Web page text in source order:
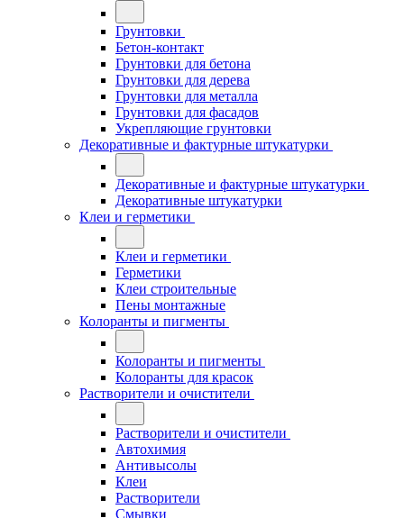
Грунтовки
Бетон-контакт
Грунтовки для бетона
Грунтовки для дерева
Грунтовки для металла
Грунтовки для фасадов
Укрепляющие грунтовки
Декоративные и фактурные штукатурки
Декоративные и фактурные штукатурки
Декоративные штукатурки
Клеи и герметики
Клеи и герметики
Герметики
Клеи строительные
Пены монтажные
Колоранты и пигменты
Колоранты и пигменты
Колоранты для красок
Растворители и очистители
Растворители и очистители
Автохимия
Антивысолы
Клеи
Растворители
Смывки